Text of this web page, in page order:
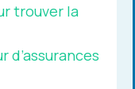
trouver la
d’assurances